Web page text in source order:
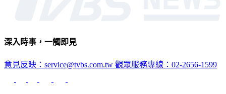
深入時事，一觸即見
意見反映：service@tvbs.com.tw 觀眾服務專線：02-2656-1599